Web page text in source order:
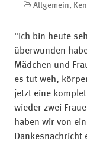
Kategorien
Allgemein,
"Ich bin heute
überwunden
Mädchen und
es tut weh,
jetzt eine
wieder zwei
haben wir von
Dankesnachricht